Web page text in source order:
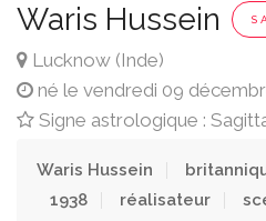
Waris Hussein
Lucknow (Inde)
né le vendredi 09
Signe astrologique :
Waris Hussein
1938
réalisateur